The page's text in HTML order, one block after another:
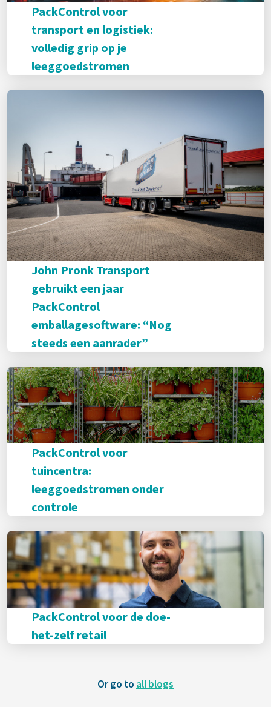
PackControl voor
transport en logistiek:
volledig grip op je
leeggoedstromen
John Pronk Transport
gebruikt een jaar
PackControl
emballagesoftware: “Nog
steeds een aanrader”
PackControl voor
tuincentra:
leeggoedstromen onder
controle
PackControl voor de doe-
het-zelf retail
Or go to all blogs